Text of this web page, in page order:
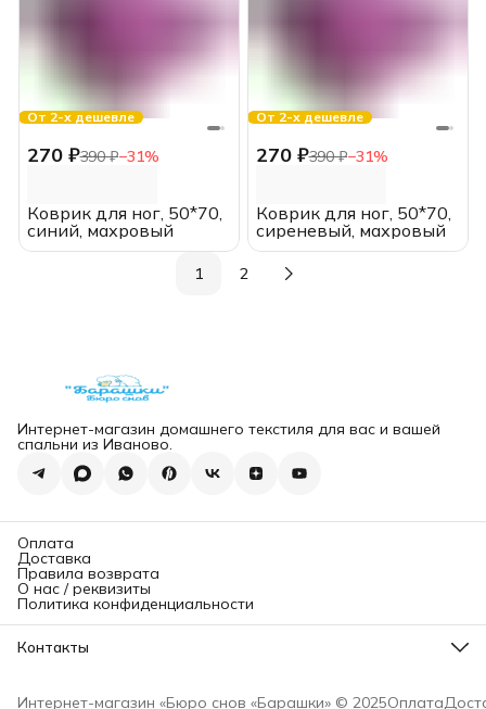
От 2-х дешевле
270 ₽390 ₽−31%
Коврик для ног, 50*70,
синий, махровый
От 2-х дешевле
270 ₽390 ₽−31%
Коврик для ног, 50*70,
сиреневый, махровый
1 2
Интернет-магазин домашнего текстиля для вас и вашей
спальни из Иваново.
Оплата
Доставка
Правила возврата
О нас / реквизиты
Политика конфиденциальности
Контакты
Прямой
Интернет-магазин «Бюро снов «Барашки» © 2025Оплата